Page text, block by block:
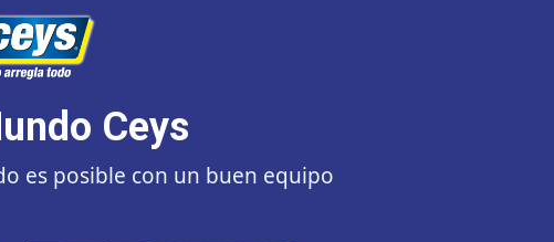
Ceys
es posible con un buen equipo